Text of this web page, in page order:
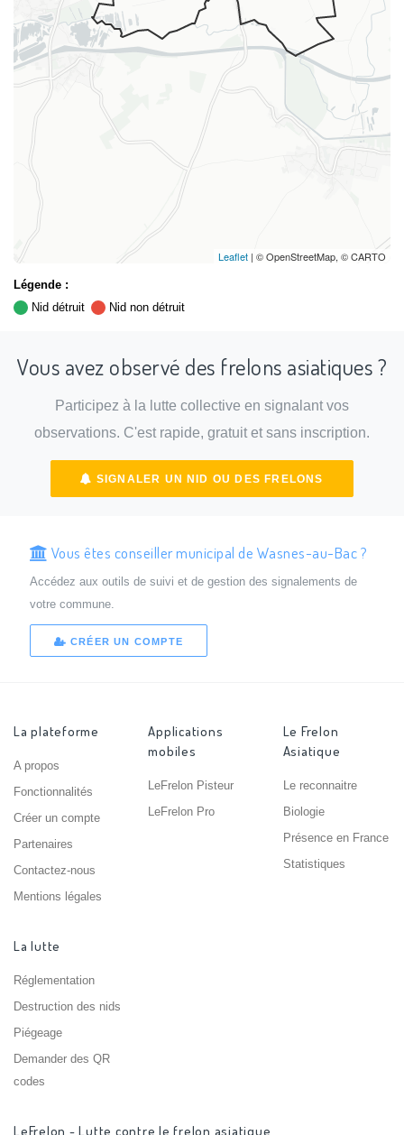
Leaflet | © OpenStreetMap, © CARTO
Légende :
Nid détruit
Nid non détruit
Vous avez observé des frelons asiatiques ?
Participez à la lutte collective en signalant vos
observations. C'est rapide, gratuit et sans inscription.
SIGNALER UN NID OU DES FRELONS
Vous êtes conseiller municipal de Wasnes-au-Bac ?
Accédez aux outils de suivi et de gestion des signalements de
votre commune.
CRÉER UN COMPTE
La plateforme
A propos
Fonctionnalités
Créer un compte
Partenaires
Contactez-nous
Mentions légales
Applications
mobiles
LeFrelon Pisteur
LeFrelon Pro
Le Frelon
Asiatique
Le reconnaitre
Biologie
Présence en France
Statistiques
La lutte
Réglementation
Destruction des nids
Piégeage
Demander des QR
codes
LeFrelon - Lutte contre le frelon asiatique